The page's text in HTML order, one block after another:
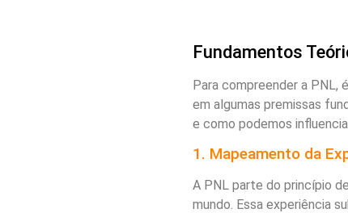
Fundamentos
Para compreender a PNL,
em algumas premissas
e como podemos
1. Mapeamento da
A PNL parte do princípio
mundo. Essa experiência